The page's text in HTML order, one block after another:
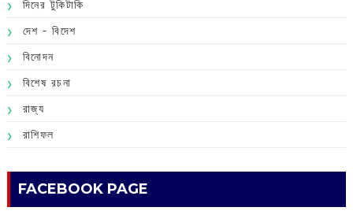
দিনের টুকিটাকি
দেশ - বিদেশ
বিনোদন
বিশেষ রচনা
রাজ্য
রাশিফল
FACEBOOK PAGE